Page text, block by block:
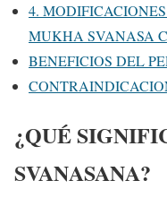
4.
MUKHA SVANASA
BENEFICIOS DEL
¿QUÉ
SVANASANA?